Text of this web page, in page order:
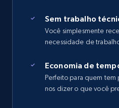
Sem trabalho
Você simplesmente
necessidade de
Economia de
Perfeito para quem
nos dizer o que você